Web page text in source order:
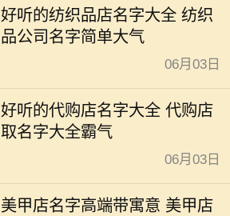
好听的纺织品店名字大全 纺织
品公司名字简单大气
06月03日
好听的代购店名字大全 代购店
取名字大全霸气
06月03日
美甲店名字高端带寓意 美甲店